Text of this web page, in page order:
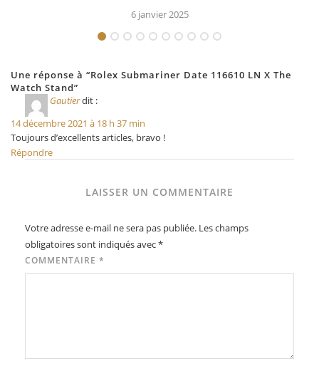
6 janvier 2025
Une réponse à “Rolex Submariner Date 116610 LN X The
Watch Stand”
Gautierdit :
14 décembre 2021 à 18 h 37 min
Toujours d’excellents articles, bravo !
Répondre
LAISSER UN COMMENTAIRE
Votre adresse e-mail ne sera pas publiée. Les champs
obligatoires sont indiqués avec*
COMMENTAIRE *